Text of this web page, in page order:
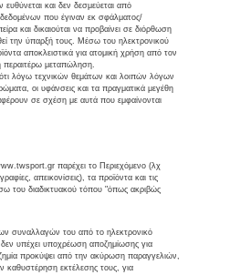
ευθύνεται και δεν δεσμεύεται από
που έγιναν εκ σφάλματος/
και δικαιούται να προβαίνει σε διόρθωση
την ύπαρξή τους. Μέσω του ηλεκτρονικού
αποκλειστικά για ατομική χρήση από τον
περαιτέρω μεταπώληση.
λόγω τεχνικών θεμάτων και λοιπών λόγων
οι υφάνσεις και τα πραγματικά μεγέθη
σε σχέση με αυτά που εμφαίνονται
παρέχει το Περιεχόμενο (λχ
απεικονίσεις), τα προϊόντα και τις
του διαδικτυακού τόπου "όπως ακριβώς
συναλλαγών του από το ηλεκτρονικό
δεν υπέχει υποχρέωση αποζημίωσης για
προκύψει από την ακύρωση παραγγελιών,
καθυστέρηση εκτέλεσης τους, για